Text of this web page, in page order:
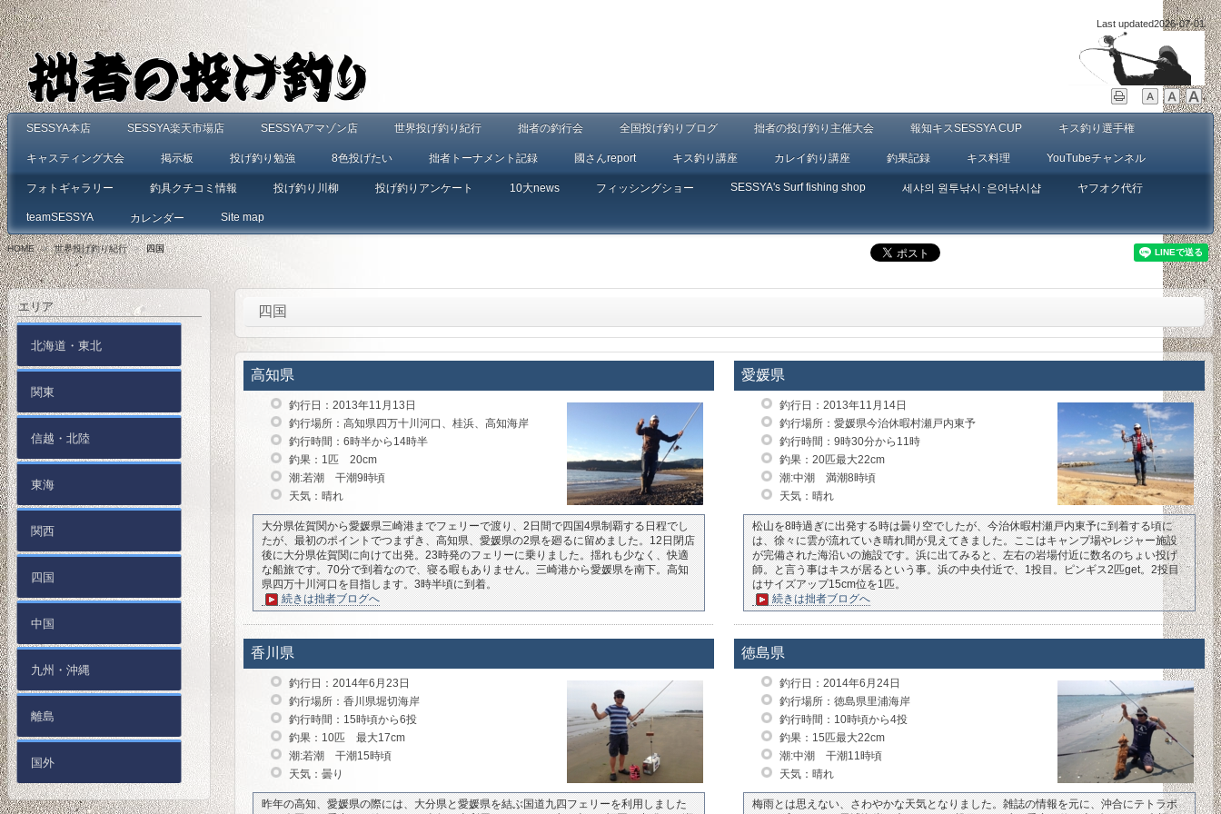
Last updated2026-07-01
SESSYA本店 SESSYA楽天市場店 SESSYAアマゾン店 世界投げ釣り紀行 拙者の釣行会 全国投げ釣りブログ 拙者の投げ釣り主催大会 報知キスSESSYA CUP キス釣り選手権
キャスティング大会 掲示板 投げ釣り勉強 8色投げたい 拙者トーナメント記録 國さんreport キス釣り講座 カレイ釣り講座 釣果記録 キス料理 YouTubeチャンネル
フォトギャラリー 釣具クチコミ情報 投げ釣り川柳 投げ釣りアンケート 10大news フィッシングショー SESSYA's Surf fishing shop 세샤의 원투낚시･은어낚시샵 ヤフオク代行
teamSESSYA カレンダー Site map
HOME > 世界投げ釣り紀行 > 四国
四国
高知県
釣行日：2013年11月13日
釣行場所：高知県四万十川河口、桂浜、高知海岸
釣行時間：6時半から14時半
釣果：1匹 20cm
潮:若潮 干潮9時頃
天気：晴れ
大分県佐賀関から愛媛県三崎港までフェリーで渡り、2日間で四国4県制覇する日程でし
たが、最初のポイントでつまずき、高知県、愛媛県の2県を廻るに留めました。12日閉店
後に大分県佐賀関に向けて出発。23時発のフェリーに乗りました。揺れも少なく、快適
な船旅です。70分で到着なので、寝る暇もありません。三崎港から愛媛県を南下。高知
県四万十川河口を目指します。3時半頃に到着。
続きは拙者ブログへ
香川県
釣行日：2014年6月23日
釣行場所：香川県堀切海岸
釣行時間：15時頃から6投
釣果：10匹 最大17cm
潮:若潮 干潮15時頃
天気：曇り
昨年の高知、愛媛県の際には、大分県と愛媛県を結ぶ国道九四フェリーを利用しました
愛媛県
釣行日：2013年11月14日
釣行場所：愛媛県今治休暇村瀬戸内東予
釣行時間：9時30分から11時
釣果：20匹最大22cm
潮:中潮 満潮8時頃
天気：晴れ
松山を8時過ぎに出発する時は曇り空でしたが、今治休暇村瀬戸内東予に到着する頃に
は、徐々に雲が流れていき晴れ間が見えてきました。ここはキャンプ場やレジャー施設
が完備された海沿いの施設です。浜に出てみると、左右の岩場付近に数名のちょい投げ
師。と言う事はキスが居るという事。浜の中央付近で、1投目。ピンギス2匹get。2投目
はサイズアップ15cm位を1匹。
続きは拙者ブログへ
徳島県
釣行日：2014年6月24日
釣行場所：徳島県里浦海岸
釣行時間：10時頃から4投
釣果：15匹最大22cm
潮:中潮 干潮11時頃
天気：晴れ
梅雨とは思えない、さわやかな天気となりました。雑誌の情報を元に、沖合にテトラポ
エリア
北海道・東北
関東
信越・北陸
東海
関西
四国
中国
九州・沖縄
離島
国外